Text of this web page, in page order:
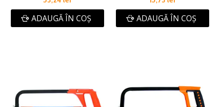
ADAUGĂ ÎN COŞ ADAUGĂ ÎN COŞ